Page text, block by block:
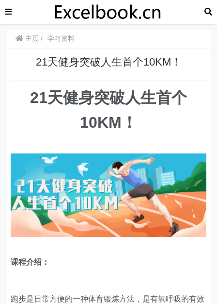
主页 学习资料
21天健身突破人生首个10KM！
21天健身突破人生首个
10KM！
课程介绍：
跑步是日常方便的一种体育锻炼方法，是有氧呼吸的有效